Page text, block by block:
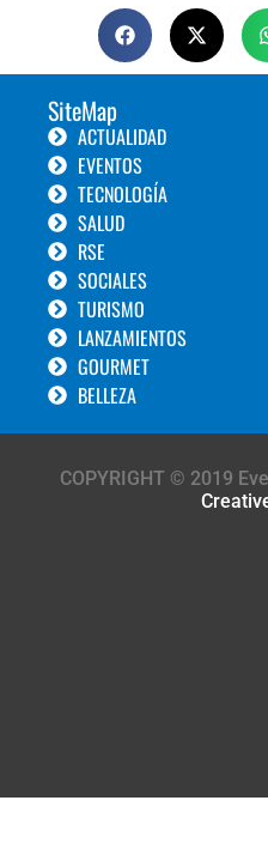
SiteMap
ACTUALIDAD
EVENTOS
TECNOLOGÍA
SALUD
RSE
SOCIALES
TURISMO
LANZAMIENTOS
GOURMET
BELLEZA
COPYRIGHT © 2019